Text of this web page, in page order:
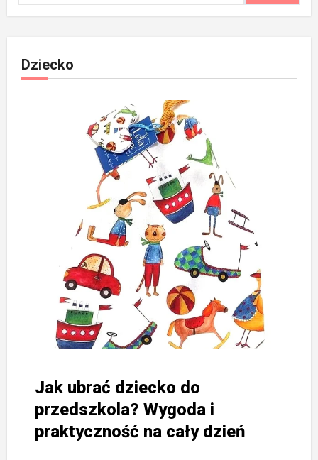
Dziecko
Jak ubrać dziecko do
przedszkola? Wygoda i
praktyczność na cały dzień